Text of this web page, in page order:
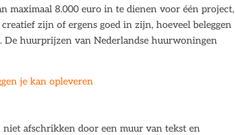
maximaal 8.000 euro in te dienen voor één project,
zijn of ergens goed in zijn, hoeveel beleggen
De huurprijzen van Nederlandse huurwoningen
je kan opleveren
afschrikken door een muur van tekst en